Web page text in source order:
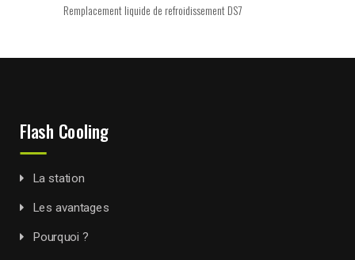
Remplacement liquide de refroidissement DS7
Flash Cooling
La station
Les avantages
Pourquoi ?